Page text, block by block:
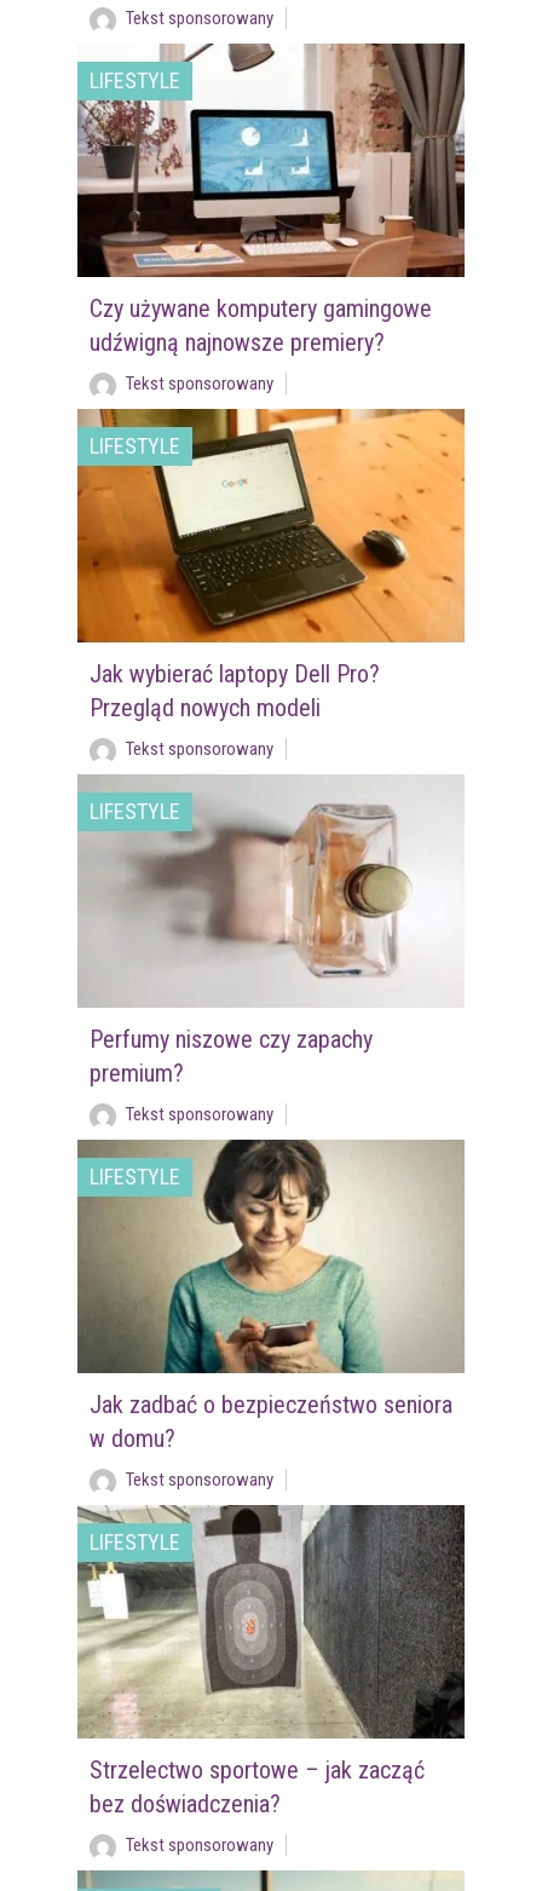
Tekst sponsorowany
LIFESTYLE
Czy używane komputery gamingowe
udźwigną najnowsze premiery?
Tekst sponsorowany
LIFESTYLE
Jak wybierać laptopy Dell Pro?
Przegląd nowych modeli
Tekst sponsorowany
LIFESTYLE
Perfumy niszowe czy zapachy
premium?
Tekst sponsorowany
LIFESTYLE
Jak zadbać o bezpieczeństwo seniora
w domu?
Tekst sponsorowany
LIFESTYLE
Strzelectwo sportowe – jak zacząć
bez doświadczenia?
Tekst sponsorowany